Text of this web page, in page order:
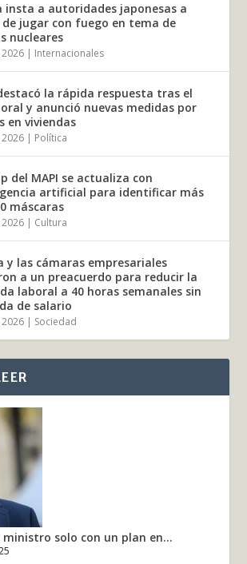
insta a autoridades japonesas a
de jugar con fuego en tema de
nucleares
| Internacionales
la rápida respuesta tras el
y anunció nuevas medidas por
en viviendas
| Política
del MAPI se actualiza con
artificial para identificar más
máscaras
| Cultura
y las cámaras empresariales
a un preacuerdo para reducir la
laboral a 40 horas semanales sin
de salario
| Sociedad
ministro solo con un plan en...